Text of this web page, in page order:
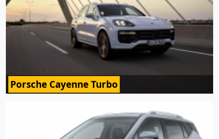
Porsche Cayenne Turbo